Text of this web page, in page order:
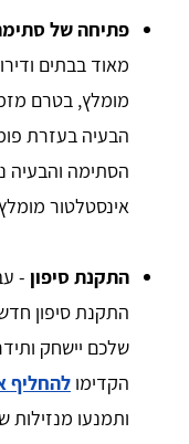
פתיחה של
מאוד בבתים
מומלץ, בטרם
הבעיה בעזרת
הסתימה והבעיה
אינסטלטור
התקנת סיפון -
התקנת סיפון
שלכם יישחק
הקדימו להחליף
ותמנעו מנזילות